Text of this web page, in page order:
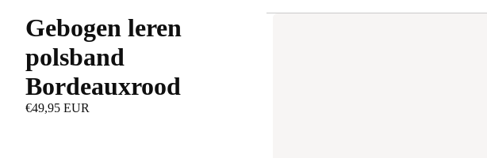
Gebogen leren
polsband
Bordeauxrood
€49,95 EUR